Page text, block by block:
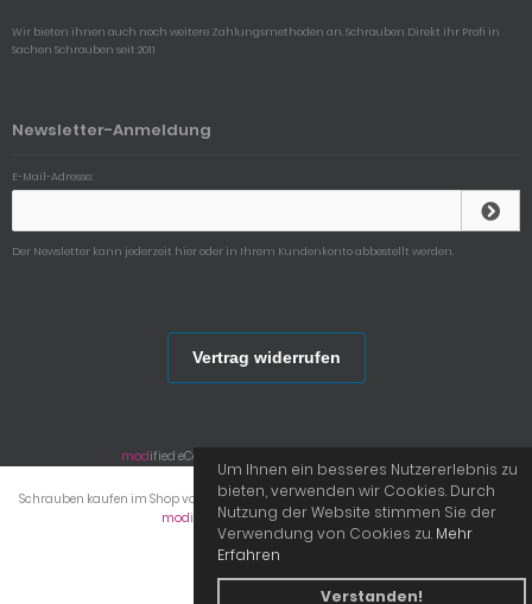
Wir bieten ihnen auch noch weitere Zahlungsmethoden an, Schrauben Direkt ihr Profi in
Sachen Schrauben seit 2011
Newsletter-Anmeldung
E-Mail-Adresse:
Der Newsletter kann jederzeit hier oder in Ihrem Kundenkonto abbestellt werden.
Vertrag widerrufen
Schrauben kaufen im Shop von Schrauben Direkt © 2026 | Template © 2009-2026 by
modified eCommerce Shopsoftware
modified eCommerce Shopsoftware © 2009-2026
Um Ihnen ein besseres Nutzererlebnis zu
bieten, verwenden wir Cookies. Durch
Nutzung der Website stimmen Sie der
Verwendung von Cookies zu. Mehr
Erfahren
Verstanden!